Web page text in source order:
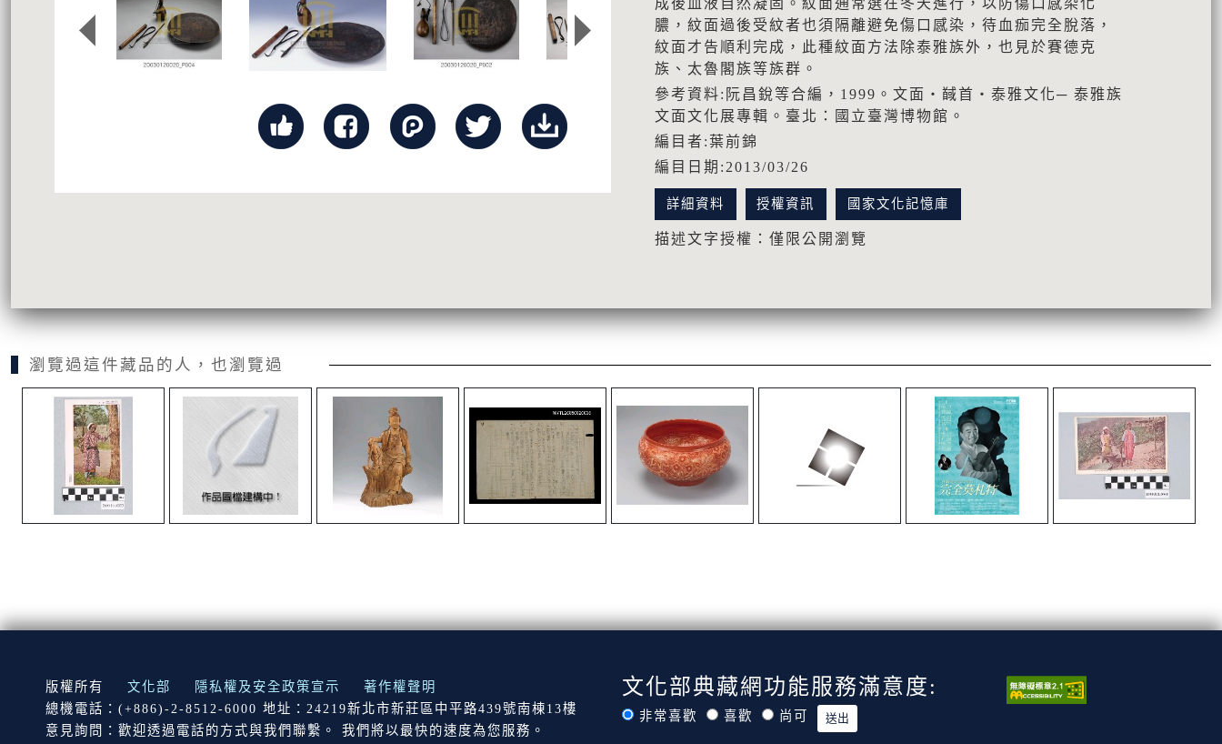
成後血液自然凝固。紋面通常選在冬天進行，以防傷口感染化
膿，紋面過後受紋者也須隔離避免傷口感染，待血痂完全脫落，
紋面才告順利完成，此種紋面方法除泰雅族外，也見於賽德克
族、太魯閣族等族群。
參考資料:阮昌銳等合編，1999。文面‧馘首‧泰雅文化─ 泰雅族
文面文化展專輯。臺北：國立臺灣博物館。
編目者:葉前錦
編目日期:2013/03/26
詳細資料 授權資訊 國家文化記憶庫
描述文字授權：僅限公開瀏覽
瀏覽過這件藏品的人，也瀏覽過
:::
版權所有 文化部 隱私權及安全政策宣示
著作權聲明
總機電話：(+886)-2-8512-6000 地址：24219新北市新莊區中平路439號南棟13樓
意見詢問：歡迎透過電話的方式與我們聯繫。 我們將以最快的速度為您服務。
文化部典藏網功能服務滿意度:
非常喜歡 喜歡 尚可